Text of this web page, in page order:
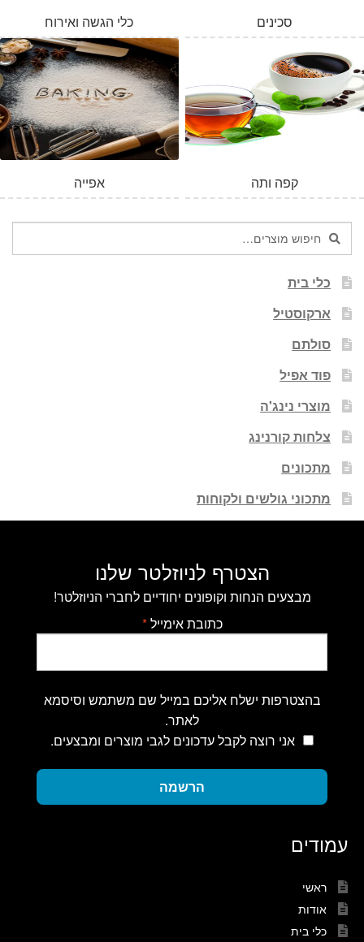
המלאי אזל
כלי הגשה ואירוח סכינים
אפייה קפה ותה
חיפוש
עבור:
חיפוש
כלי בית
ארקוסטיל
סולתם
פוד אפיל
מוצרי נינג'ה
צלחות קורנינג
מתכונים
מתכוני גולשים ולקוחות
הצטרף לניוזלטר שלנו
מבצעים הנחות וקופונים יחודיים לחברי הניוזלטר!
כתובת אימייל*
בהצטרפות ישלח אליכם במייל שם משתמש וסיסמא
לאתר.
אני רוצה לקבל עדכונים לגבי מוצרים ומבצעים.
הרשמה
עמודים
ראשי
אודות
כלי בית